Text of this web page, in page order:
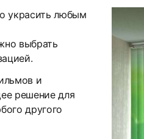
украсить любым
выбрать
и
решение для
другого